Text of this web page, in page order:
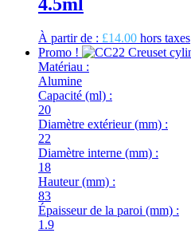
4.5ml
À partir de : £14.00 hors taxes
Promo !
Matériau :
Alumine
Capacité (ml) :
20
Diamètre extérieur (mm) :
22
Diamètre interne (mm) :
18
Hauteur (mm) :
83
Épaisseur de la paroi (mm) :
1.9